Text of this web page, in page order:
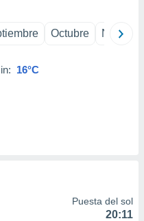
Octubre
16°C
Puesta del sol
20:11